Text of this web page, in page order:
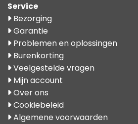
Service
Bezorging
Garantie
Problemen en oplossingen
Burenkorting
Veelgestelde vragen
Mijn account
Over ons
Cookiebeleid
Algemene voorwaarden